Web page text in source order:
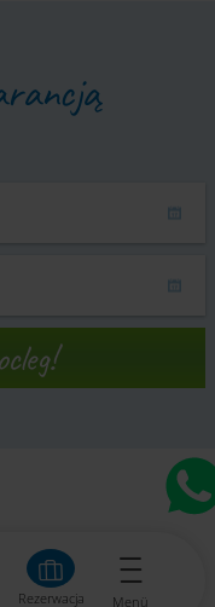
Rezerwacja Menü